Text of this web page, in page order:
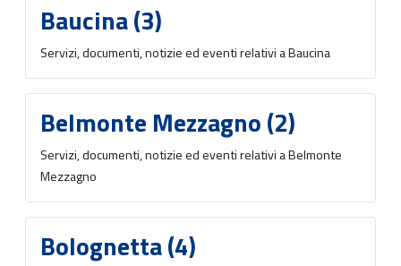
Baucina (3)
Servizi, documenti, notizie ed eventi relativi a Baucina
Belmonte Mezzagno (2)
Servizi, documenti, notizie ed eventi relativi a Belmonte
Mezzagno
Bolognetta (4)